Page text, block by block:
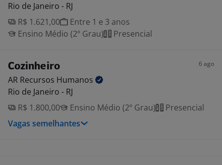
Rio de Janeiro - RJ
R$ 1.621,00
Entre 1 e 3 anos
Ensino Médio (2º Grau)
Presencial
Cozinheiro 6 ago
AR Recursos Humanos
Rio de Janeiro - RJ
R$ 1.800,00
Ensino Médio (2º Grau)
Presencial
Vagas semelhantes